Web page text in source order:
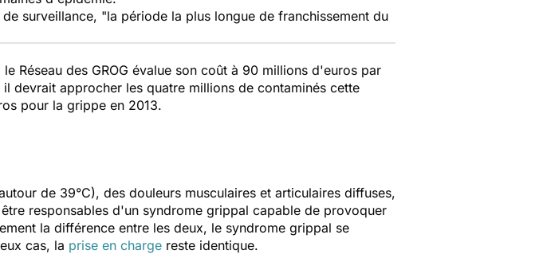
surveillance, "la période la plus longue de franchissement du
Réseau des GROG évalue son coût à 90 millions d'euros par
devrait approcher les quatre millions de contaminés cette
pour la grippe en 2013.
de 39°C), des douleurs musculaires et articulaires diffuses,
responsables d'un syndrome grippal capable de provoquer
la différence entre les deux, le syndrome grippal se
cas, la prise en charge reste identique.